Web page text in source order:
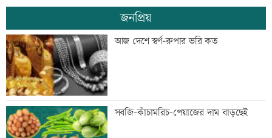
জিয়াউর রহমান দেশে প্রথম সবুজ বিপ্লবের
ডাক দিয়েছিলেন: পরিবেশমন্ত্রী
প্রথম শ্রেণিতে ভর্তি লটারিতে
জনপ্রিয়
আজ দেশে স্বর্ণ-রুপার ভরি কত
সবজি-কাঁচামরিচ-পেয়াজের দাম বাড়ছেই